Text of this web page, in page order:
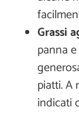
Grassi
panna
piatti. A
indicati